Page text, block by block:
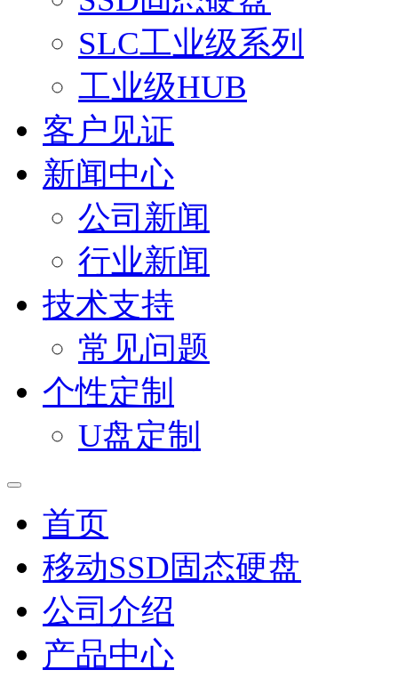
SLC工业级系列
工业级HUB
客户见证
新闻中心
公司新闻
行业新闻
技术支持
常见问题
个性定制
U盘定制
首页
移动SSD固态硬盘
公司介绍
产品中心